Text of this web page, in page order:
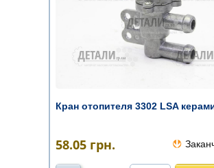
Кран отопителя 3302 LSA
58.05 грн.